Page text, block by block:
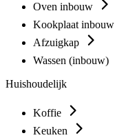
Oven inbouw
Kookplaat inbouw
Afzuigkap
Wassen (inbouw)
Huishoudelijk
Koffie
Keuken